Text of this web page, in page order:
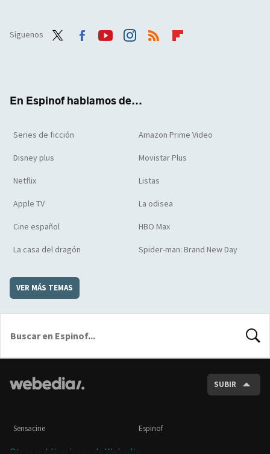
Síguenos
En Espinof hablamos de...
Series de ficción Amazon Prime Video
Disney plus Movistar Plus
Netflix Listas
Apple TV La odisea
Cine español HBO Max
La casa del dragón Spider-man: Brand New Day
VER MÁS TEMAS
SUBIR
Sensacine Espinof
Otras publicaciones de Webedia